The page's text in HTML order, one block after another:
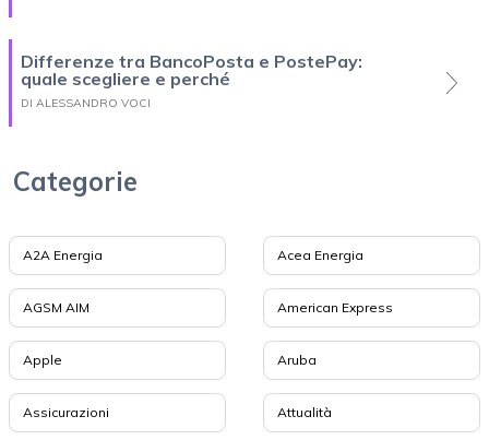
Differenze tra BancoPosta e PostePay:
quale scegliere e perché
DI ALESSANDRO VOCI
Categorie
A2A Energia Acea Energia
AGSM AIM American Express
Apple Aruba
Assicurazioni Attualità